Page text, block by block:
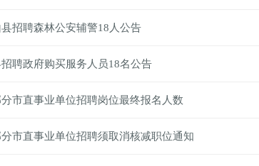
招聘森林公安辅警18人公告
聘政府购买服务人员18名公告
市直事业单位招聘岗位最终报名人数
市直事业单位招聘须取消核减职位通知